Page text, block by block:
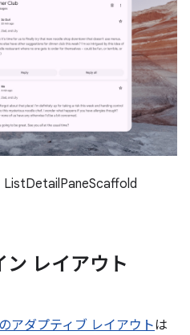
ListDetailPaneScaffold
ン レイアウト
アダプティブ レイアウトは